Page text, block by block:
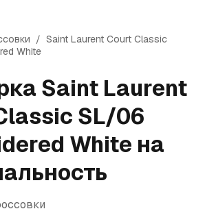
/ Saint Laurent Court Classic
White
Saint Laurent
SL/06
White на